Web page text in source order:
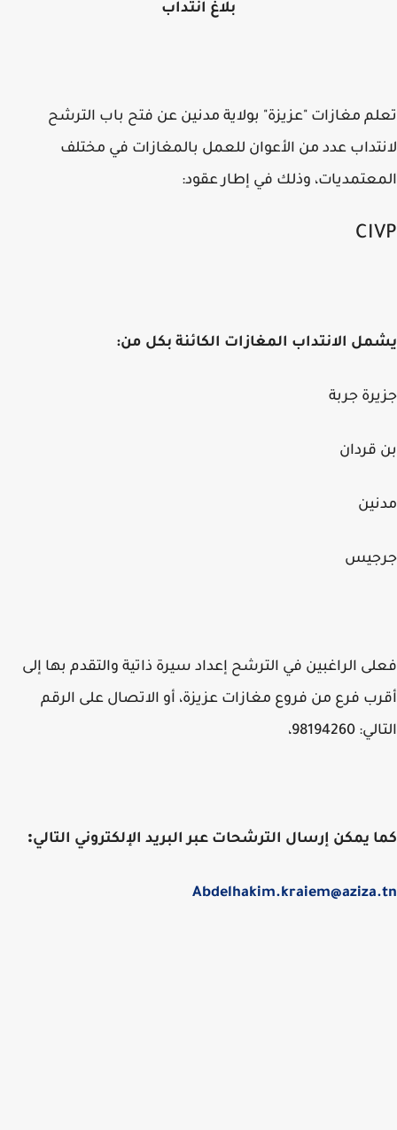
بلاغ انتداب
مغازات "عزيزة" بولاية مدنين عن فتح باب الترشح
عدد من الأعوان للعمل بالمغازات في مختلف
وذلك في إطار عقود:
الانتداب المغازات الكائنة بكل من:
جربة
قردان
الراغبين في الترشح إعداد سيرة ذاتية والتقدم بها إلى
فرع من فروع مغازات عزيزة، أو الاتصال على الرقم
يمكن إرسال الترشحات عبر البريد الإلكتروني التالي: